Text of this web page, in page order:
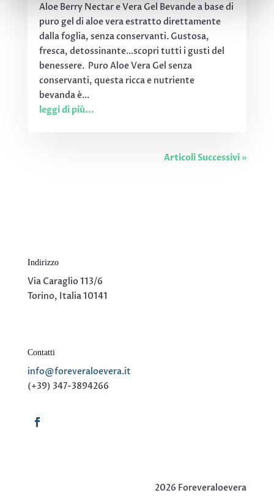
Aloe Berry Nectar e Vera Gel Bevande a base di
puro gel di aloe vera estratto direttamente
dalla foglia, senza conservanti. Gustosa,
fresca, detossinante…scopri tutti i gusti del
benessere. Puro Aloe Vera Gel senza
conservanti, questa ricca e nutriente
bevanda è...
leggi di più...
Articoli Successivi »
Indirizzo
Via Caraglio 113/6
Torino, Italia 10141
Contatti
info@foreveraloevera.it
(+39) 347-3894266
2026 Foreveraloevera